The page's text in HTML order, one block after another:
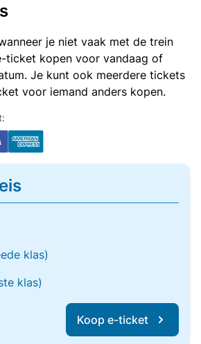
je niet vaak met de trein
ticket kopen voor vandaag of
Je kunt ook meerdere tickets
voor iemand anders kopen.
klas)
klas)
Koop e-ticket